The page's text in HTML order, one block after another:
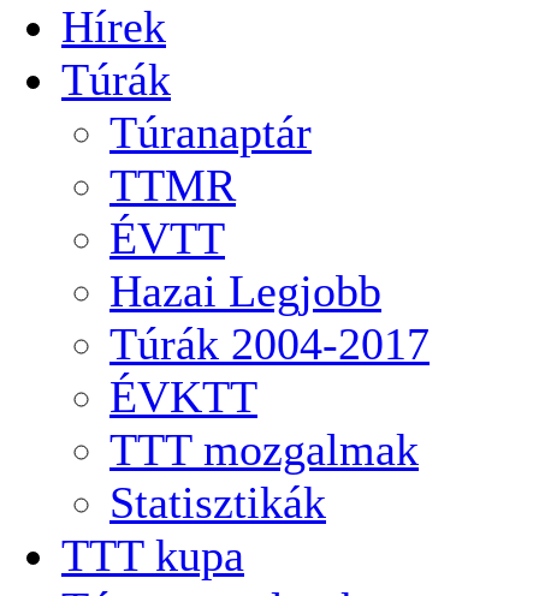
Hírek
Túrák
Túranaptár
TTMR
ÉVTT
Hazai Legjobb
Túrák 2004-2017
ÉVKTT
TTT mozgalmak
Statisztikák
TTT kupa